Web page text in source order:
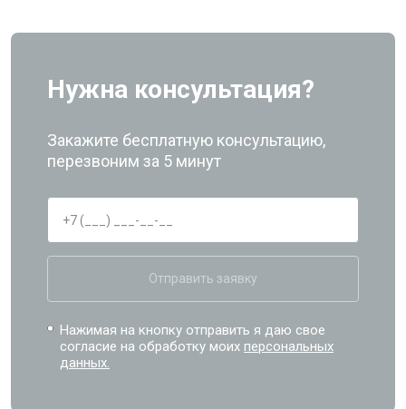
Нужна консультация?
Закажите бесплатную консультацию,
перезвоним за 5 минут
Отправить заявку
Нажимая на кнопку отправить я даю свое
согласие на обработку моихперсональных
данных.